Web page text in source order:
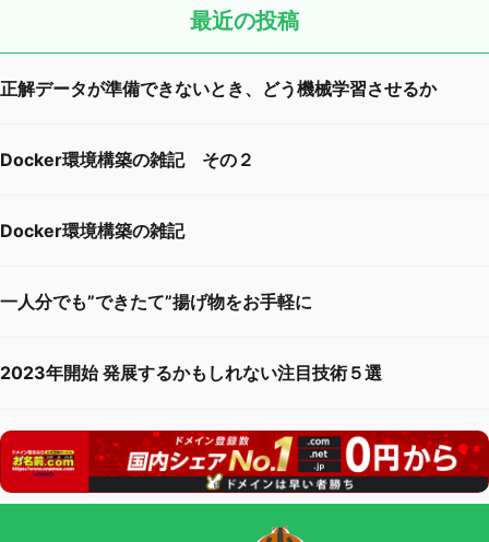
最近の投稿
正解データが準備できないとき、どう機械学習させるか
Docker環境構築の雑記 その２
Docker環境構築の雑記
一人分でも”できたて”揚げ物をお手軽に
2023年開始 発展するかもしれない注目技術５選